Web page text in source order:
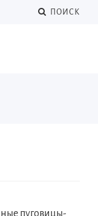
ПОИСК